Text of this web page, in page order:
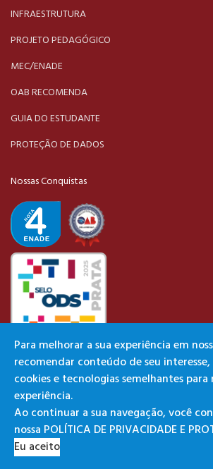
INFRAESTRUTURA
PROJETO PEDAGÓGICO
MEC/ENADE
OAB RECOMENDA
GUIA DO ESTUDANTE
PROTEÇÃO DE DADOS
Nossas Conquistas
Parcerias Institucionais
Para melhorar a sua experiência em
recomendar conteúdo de seu
cookies e tecnologias semelhantes para
experiência.
Ao continuar a sua navegação, você
nossa POLÍTICA DE PRIVACIDADE E
Eu aceito